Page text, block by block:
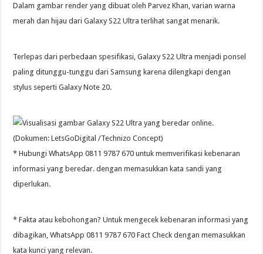
Dalam gambar render yang dibuat oleh Parvez Khan, varian warna
merah dan hijau dari Galaxy S22 Ultra terlihat sangat menarik.
Terlepas dari perbedaan spesifikasi, Galaxy S22 Ultra menjadi ponsel
paling ditunggu-tunggu dari Samsung karena dilengkapi dengan
stylus seperti Galaxy Note 20.
* Hubungi WhatsApp 0811 9787 670 untuk memverifikasi kebenaran
informasi yang beredar. dengan memasukkan kata sandi yang
diperlukan.
* Fakta atau kebohongan? Untuk mengecek kebenaran informasi yang
dibagikan, WhatsApp 0811 9787 670 Fact Check dengan memasukkan
kata kunci yang relevan.